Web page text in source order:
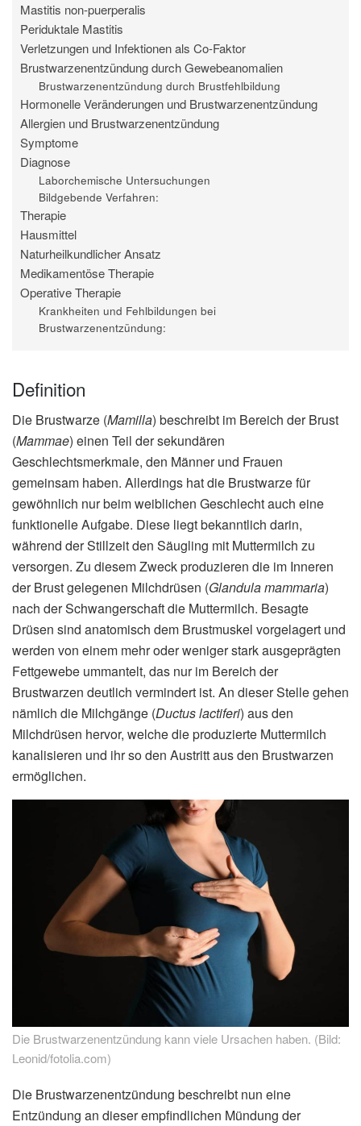
Mastitis non-puerperalis
Periduktale Mastitis
Verletzungen und Infektionen als Co-Faktor
Brustwarzenentzündung durch Gewebeanomalien
Brustwarzenentzündung durch Brustfehlbildung
Hormonelle Veränderungen und Brustwarzenentzündung
Allergien und Brustwarzenentzündung
Symptome
Diagnose
Laborchemische Untersuchungen
Bildgebende Verfahren:
Therapie
Hausmittel
Naturheilkundlicher Ansatz
Medikamentöse Therapie
Operative Therapie
Krankheiten und Fehlbildungen bei
Brustwarzenentzündung:
Definition
Die Brustwarze (Mamilla) beschreibt im Bereich der Brust
(Mammae) einen Teil der sekundären
Geschlechtsmerkmale, den Männer und Frauen
gemeinsam haben. Allerdings hat die Brustwarze für
gewöhnlich nur beim weiblichen Geschlecht auch eine
funktionelle Aufgabe. Diese liegt bekanntlich darin,
während der Stillzeit den Säugling mit Muttermilch zu
versorgen. Zu diesem Zweck produzieren die im Inneren
der Brust gelegenen Milchdrüsen (Glandula mammaria)
nach der Schwangerschaft die Muttermilch. Besagte
Drüsen sind anatomisch dem Brustmuskel vorgelagert und
werden von einem mehr oder weniger stark ausgeprägten
Fettgewebe ummantelt, das nur im Bereich der
Brustwarzen deutlich vermindert ist. An dieser Stelle gehen
nämlich die Milchgänge (Ductus lactiferi) aus den
Milchdrüsen hervor, welche die produzierte Muttermilch
kanalisieren und ihr so den Austritt aus den Brustwarzen
ermöglichen.
Die Brustwarzenentzündung kann viele Ursachen haben. (Bild:
Leonid/fotolia.com)
Die Brustwarzenentzündung beschreibt nun eine
Entzündung an dieser empfindlichen Mündung der